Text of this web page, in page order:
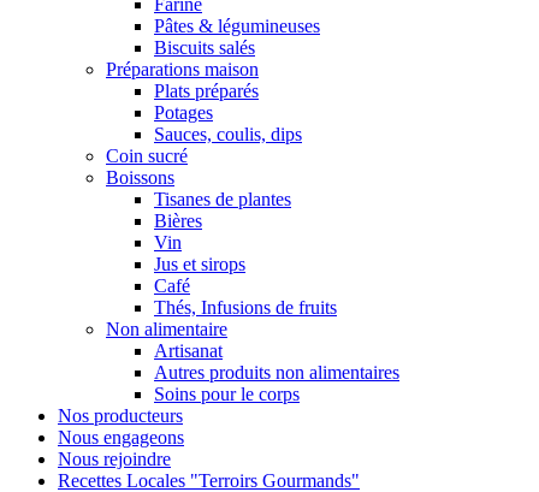
Farine
Pâtes & légumineuses
Biscuits salés
Préparations maison
Plats préparés
Potages
Sauces, coulis, dips
Coin sucré
Boissons
Tisanes de plantes
Bières
Vin
Jus et sirops
Café
Thés, Infusions de fruits
Non alimentaire
Artisanat
Autres produits non alimentaires
Soins pour le corps
Nos producteurs
Nous engageons
Nous rejoindre
Recettes Locales "Terroirs Gourmands"